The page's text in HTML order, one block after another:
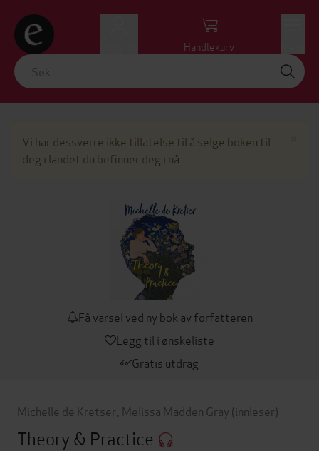
Handlekurv
Vi har dessverre ikke tillatelse til å selge boken til
deg i landet du befinner deg i nå.
Få varsel ved ny bok av forfatteren
Legg til i ønskeliste
Gratis utdrag
Michelle de Kretser Melissa Madden Gray (innleser)
Theory & Practice